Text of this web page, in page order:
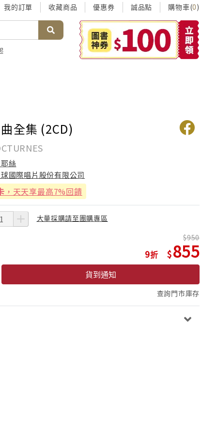
我的訂單 收藏商品 優惠券 誠品點 購物車(0)
全集 (2CD)
絲
國際唱片股份有限公司
，天天享最高7%回饋
大量採購請至團購專區
9
950
855
貨到通知
查詢門市庫存